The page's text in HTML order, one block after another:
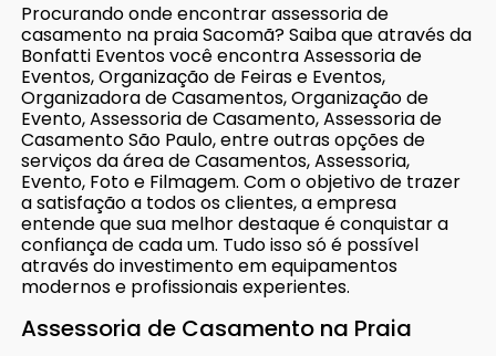
Procurando onde encontrar assessoria de
casamento na praia Sacomã? Saiba que através da
Bonfatti Eventos você encontra Assessoria de
Eventos, Organização de Feiras e Eventos,
Organizadora de Casamentos, Organização de
Evento, Assessoria de Casamento, Assessoria de
Casamento São Paulo, entre outras opções de
serviços da área de Casamentos, Assessoria,
Evento, Foto e Filmagem. Com o objetivo de trazer
a satisfação a todos os clientes, a empresa
entende que sua melhor destaque é conquistar a
confiança de cada um. Tudo isso só é possível
através do investimento em equipamentos
modernos e profissionais experientes.
Assessoria de Casamento na Praia